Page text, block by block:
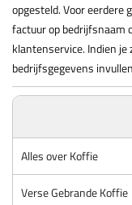
opgesteld. Voor
factuur op bedrijfsnaam
klantenservice. Indien
bedrijfsgegevens
Alles over Koffie
Verse Gebrande Koffie